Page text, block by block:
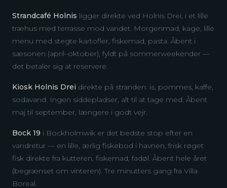
Strandcafé Holnis ligger direkte ved Holnis Drei, i et lille
træhus med terrasse mod vandet. Morgenmad, kage, lille
menu med stegte kartofler, fiskemad, pasta. Åbent i
sæsonen (april–oktober), fyldt på sommerweekender —
det betaler sig at reservere.
Kiosk Holnis Drei direkte på stranden: is, pommes, kaffe,
sodavand. Ingen siddepladser, alt til at tage med. Åbent
maj til september, længere i godt vejr.
Bock 19 i Bockholmwik er det bedste stop efter en
vandretur — en lille, ærlig fiskebod i havnen, frisk røget
fisk direkte fra kutteren, fiskemad, fadøl. Åbent hele året
(begrænset om vinteren). Tre minutters gang fra Villa
Boreal.